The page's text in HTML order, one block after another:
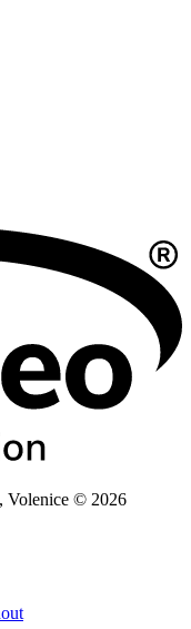
Volenice © 2026